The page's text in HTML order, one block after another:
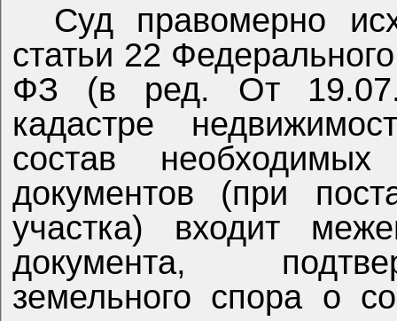
Суд правомерно
статьи 22
ФЗ (в ред. От
кадастре
состав
документов (при
участка) входит
документа,
земельного спора о